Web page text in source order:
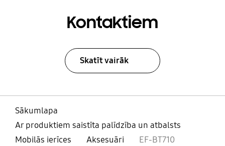
Kontaktiem
Skatīt vairāk
Sākumlapa
Ar produktiem saistīta palīdzība un atbalsts
Mobilās ierīces
Aksesuāri EF-BT710